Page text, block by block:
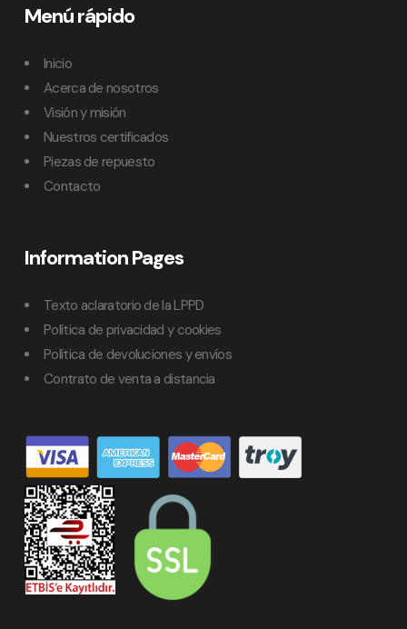
Menú rápido
Inicio
Acerca de nosotros
Visión y misión
Nuestros certificados
Piezas de repuesto
Contacto
Information Pages
Texto aclaratorio de la LPPD
Política de privacidad y cookies
Política de devoluciones y envíos
Contrato de venta a distancia